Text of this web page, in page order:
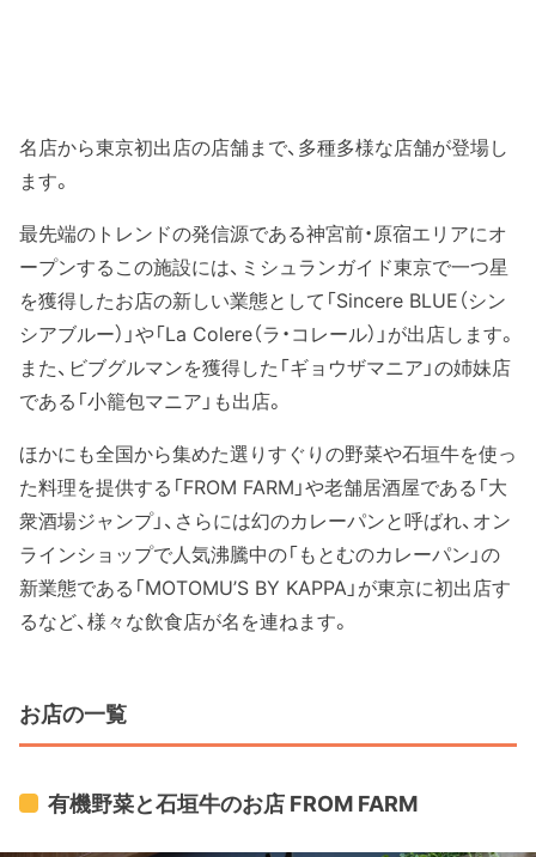
名店から東京初出店の店舗まで、多種多様な店舗が登場し
ます。
最先端のトレンドの発信源である神宮前・原宿エリアにオ
ープンするこの施設には、ミシュランガイド東京で一つ星
を獲得したお店の新しい業態として「Sincere BLUE（シン
シアブルー）」や「La Colere（ラ・コレール）」が出店します。
また、ビブグルマンを獲得した「ギョウザマニア」の姉妹店
である「小籠包マニア」も出店。
ほかにも全国から集めた選りすぐりの野菜や石垣牛を使っ
た料理を提供する「FROM FARM」や老舗居酒屋である「大
衆酒場ジャンプ」、さらには幻のカレーパンと呼ばれ、オン
ラインショップで人気沸騰中の「もとむのカレーパン」の
新業態である「MOTOMU’S BY KAPPA」が東京に初出店す
るなど、様々な飲食店が名を連ねます。
お店の一覧
有機野菜と石垣牛のお店 FROM FARM